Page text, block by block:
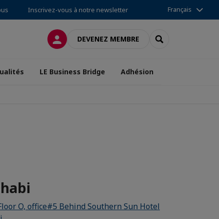
Inscrivez-vous à notre newsletter Français
CONNEXIONDEVENEZ MEMBRE RECHERCHER
LE Business Bridge Adhésion
O, office#5 Behind Southern Sun Hotel